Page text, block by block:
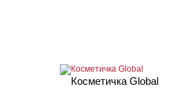
Косметичка Global